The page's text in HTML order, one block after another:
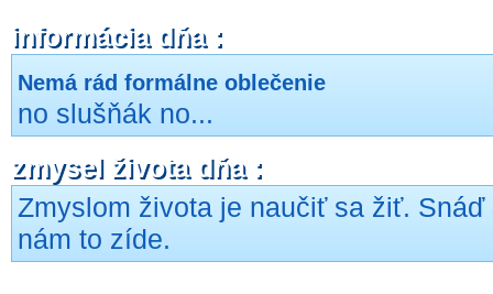
informácia dňa :
Nemá rád formálne oblečenie
no slušňák no...
zmysel života dňa :
Zmyslom života je naučiť sa žiť. Snáď
nám to zíde.